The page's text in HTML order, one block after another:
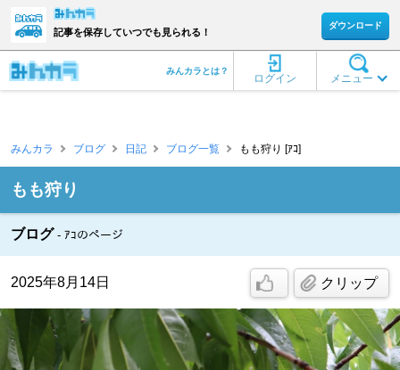
記事を保存していつでも見られる！
ダウンロード
メニュー
ログイン
みんカラとは？
みんカラ ブログ 日記 ブログ一覧 もも狩り [ｱｺ]
もも狩り
ブログ ｱｺのページ
2025年8月14日 クリップ